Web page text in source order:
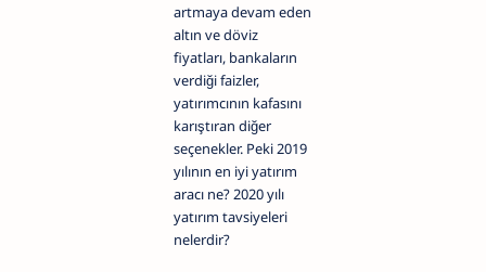
artmaya devam eden
altın ve döviz
fiyatları, bankaların
verdiği faizler,
yatırımcının kafasını
karıştıran diğer
seçenekler. Peki 2019
yılının en iyi yatırım
aracı ne? 2020 yılı
yatırım tavsiyeleri
nelerdir?